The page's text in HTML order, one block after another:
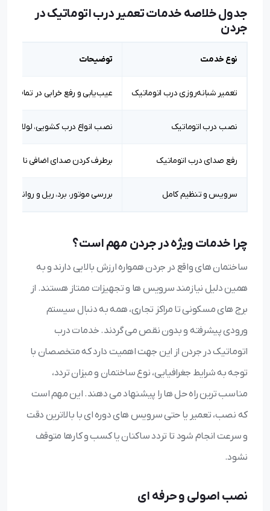
جدول خلاصه خدمات تعمیر درب اتوماتیک در
جردن
نوع خدمت توضیحات
تعمیر شبانه‌روزی درب اتوماتیک عیب‌یابی و رفع خرابی در تمام
نصب درب اتوماتیک نصب انواع درب کشویی، لولایی و
رفع صدای درب اتوماتیک برطرف کردن صدای اضافی ناشی از
سرویس و تنظیم کامل بررسی موتور، برد، ریل و
چرا خدمات ویژه در جردن مهم است؟
ساختمان های واقع در جردن همواره ارزش بالایی دارند و به
همین دلیل نیازمند سرویس ها و تجهیزات ممتاز هستند. از
برج های مسکونی تا مراکز تجاری، همه به دنبال سیستم
ورودی پیشرفته و بدون نقص می گردند. خدمات درب
اتوماتیک در جردن از این جهت اهمیت دارد که متخصصان با
توجه به شرایط جغرافیایی، نوع ساختمان و میزان تردد،
مناسب ترین راه حل ها را پیشنهاد می دهند. این مهم است
که نصب، تعمیر یا حتی سرویس های دوره ای با بالاترین دقت
و سرعت انجام شود تا تردد ساکنان یا کسب و کارها متوقف
نشود.
نصب اصولی و حرفه ای